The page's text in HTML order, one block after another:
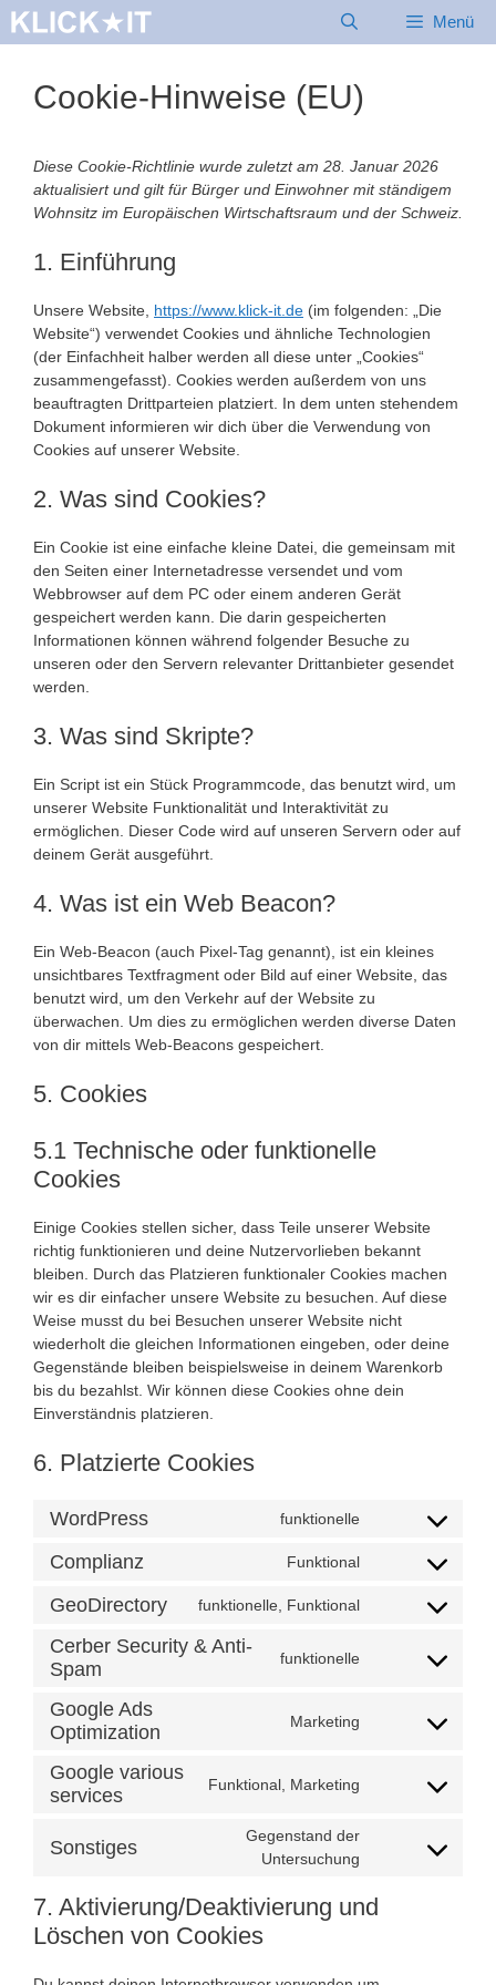
Zum
Inhalt
Menü
Cookie-Hinweise (EU)
Diese Cookie-Richtlinie wurde zuletzt am 28. Januar 2026
aktualisiert und gilt für Bürger und Einwohner mit ständigem
Wohnsitz im Europäischen Wirtschaftsraum und der Schweiz.
1. Einführung
Unsere Website, https://www.klick-it.de (im folgenden: „Die
Website“) verwendet Cookies und ähnliche Technologien
(der Einfachheit halber werden all diese unter „Cookies“
zusammengefasst). Cookies werden außerdem von uns
beauftragten Drittparteien platziert. In dem unten stehendem
Dokument informieren wir dich über die Verwendung von
Cookies auf unserer Website.
2. Was sind Cookies?
Ein Cookie ist eine einfache kleine Datei, die gemeinsam mit
den Seiten einer Internetadresse versendet und vom
Webbrowser auf dem PC oder einem anderen Gerät
gespeichert werden kann. Die darin gespeicherten
Informationen können während folgender Besuche zu
unseren oder den Servern relevanter Drittanbieter gesendet
werden.
3. Was sind Skripte?
Ein Script ist ein Stück Programmcode, das benutzt wird, um
unserer Website Funktionalität und Interaktivität zu
ermöglichen. Dieser Code wird auf unseren Servern oder auf
deinem Gerät ausgeführt.
4. Was ist ein Web Beacon?
Ein Web-Beacon (auch Pixel-Tag genannt), ist ein kleines
unsichtbares Textfragment oder Bild auf einer Website, das
benutzt wird, um den Verkehr auf der Website zu
überwachen. Um dies zu ermöglichen werden diverse Daten
von dir mittels Web-Beacons gespeichert.
5. Cookies
5.1 Technische oder funktionelle
Cookies
Einige Cookies stellen sicher, dass Teile unserer Website
richtig funktionieren und deine Nutzervorlieben bekannt
bleiben. Durch das Platzieren funktionaler Cookies machen
wir es dir einfacher unsere Website zu besuchen. Auf diese
Weise musst du bei Besuchen unserer Website nicht
wiederholt die gleichen Informationen eingeben, oder deine
Gegenstände bleiben beispielsweise in deinem Warenkorb
bis du bezahlst. Wir können diese Cookies ohne dein
Einverständnis platzieren.
6. Platzierte Cookies
WordPress funktionelle
Consent
wordpress
Complianz Funktional
Consent
GeoDirectory funktionelle, Funktional
Consent
Cerber Security & Anti-
Spam
funktionelle
Consent
Google Ads
Optimization
Marketing
Consent
optimization
Google various
services
Funktional, Marketing
Consent
Sonstiges
Gegenstand der
Untersuchung
Consent
7. Aktivierung/Deaktivierung und
Löschen von Cookies